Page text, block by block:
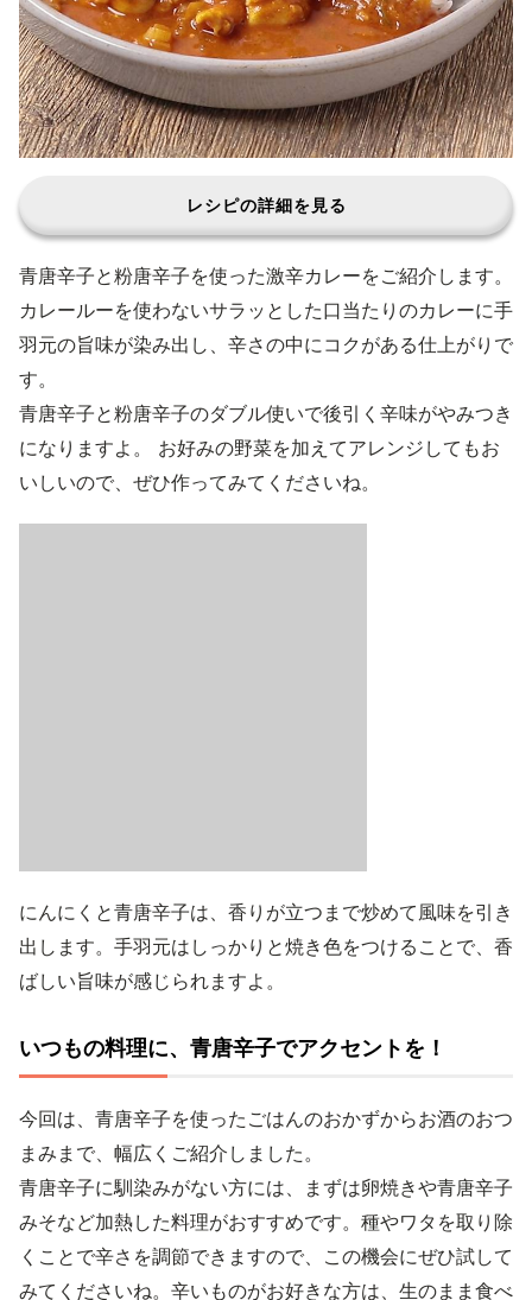
レシピの詳細を見る
青唐辛子と粉唐辛子を使った激辛カレーをご紹介します。
カレールーを使わないサラッとした口当たりのカレーに手
羽元の旨味が染み出し、辛さの中にコクがある仕上がりで
す。
青唐辛子と粉唐辛子のダブル使いで後引く辛味がやみつき
になりますよ。 お好みの野菜を加えてアレンジしてもお
いしいので、ぜひ作ってみてくださいね。
にんにくと青唐辛子は、香りが立つまで炒めて風味を引き
出します。手羽元はしっかりと焼き色をつけることで、香
ばしい旨味が感じられますよ。
いつもの料理に、青唐辛子でアクセントを！
今回は、青唐辛子を使ったごはんのおかずからお酒のおつ
まみまで、幅広くご紹介しました。
青唐辛子に馴染みがない方には、まずは卵焼きや青唐辛子
みそなど加熱した料理がおすすめです。種やワタを取り除
くことで辛さを調節できますので、この機会にぜひ試して
みてくださいね。辛いものがお好きな方は、生のまま食べ